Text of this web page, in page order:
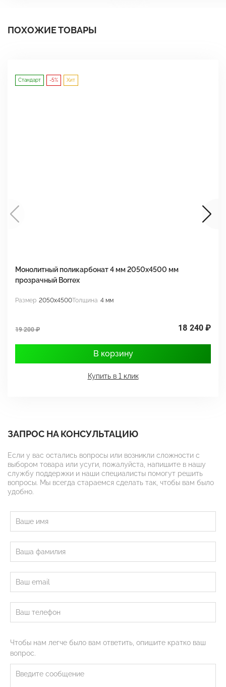
ПОХОЖИЕ ТОВАРЫ
Стандарт -5% Хит
Монолитный поликарбонат 4 мм 2050х4500 мм
прозрачный Borrex
Размер 2050x4500Толщина 4 мм
19 200 ₽ 18 240 ₽
В корзину
Купить в 1 клик
ЗАПРОС НА КОНСУЛЬТАЦИЮ
Если у вас остались вопросы или возникли сложности с
выбором товара или усуги, пожалуйста, напишите в нашу
службу поддержки и наши специалисты помогут решить
вопросы. Мы всегда стараемся сделать так, чтобы вам было
удобно.
Чтобы нам легче было вам ответить, опишите кратко ваш
вопрос.